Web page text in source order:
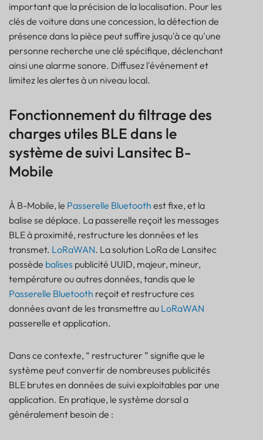
important que la précision de la localisation. Pour les
clés de voiture dans une concession, la détection de
présence dans la pièce peut suffire jusqu'à ce qu'une
personne recherche une clé spécifique, déclenchant
ainsi une alarme sonore. Diffusez l'événement et
limitez les alertes à un niveau local.
Fonctionnement du filtrage des
charges utiles BLE dans le
système de suivi Lansitec B-
Mobile
À B-Mobile, le Passerelle Bluetooth est fixe, et la
balise se déplace. La passerelle reçoit les messages
BLE à proximité, restructure les données et les
transmet. LoRaWAN. La solution LoRa de Lansitec
possède balises publicité UUID, majeur, mineur,
température ou autres données, tandis que le
Passerelle Bluetooth reçoit et restructure ces
données avant de les transmettre au LoRaWAN
passerelle et application.
Dans ce contexte, “ restructurer ” signifie que le
système peut convertir de nombreuses publicités
BLE brutes en données de suivi exploitables par une
application. En pratique, le système dorsal a
généralement besoin de :